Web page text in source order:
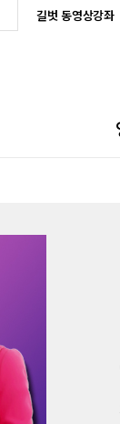
길벗 동영상강좌